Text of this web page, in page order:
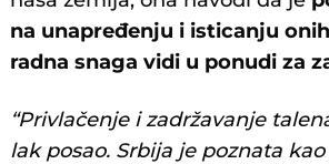
na unapređenju i isticanju
radna snaga vidi u ponudi za
“Privlačenje i zadržavanje
lak posao. Srbija je poznata